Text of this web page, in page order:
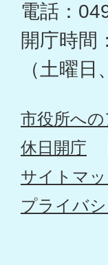
電話：
開庁時間
（土曜
市役所へ
休日開庁
サイトマ
プライバ